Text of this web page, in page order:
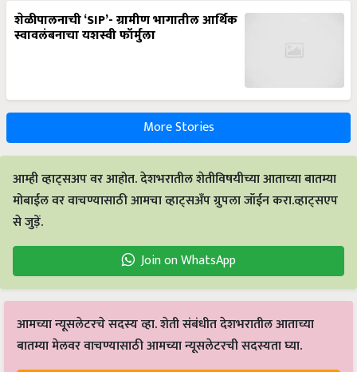
शेळीपालनाची ‘SIP’- ग्रामीण भागातील आर्थिक
स्वावलंबनाचा यशस्वी फॉर्मुला
More Stories
आम्ही व्हाट्सअप वर आहोत. देशभरातील शेतीविषयीच्या आताच्या बातम्या
मोबाईल वर वाचण्यासाठी आमचा व्हाट्सअँप ग्रुपला जॉईन करा.व्हाट्सएप
से जुड़ें.
Join on WhatsApp
आमच्या न्यूसलेटरचे सदस्य व्हा. शेती संबंधीत देशभरातील आताच्या
बातम्या मेलवर वाचण्यासाठी आमच्या न्यूसलेटरची सदस्यता घ्या.